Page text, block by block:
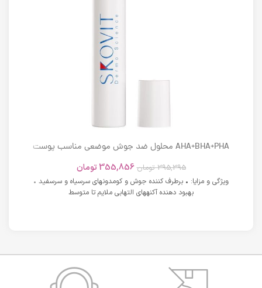
AHA+BHA+PHA محلول ضد جوش موضعی مناسب پوست
395,395 تومان 355,856 تومان
ویژگی و مزایا: • برطرف کننده جوش و کومدونهای سرسیاه و سرسفید •
بهبود دهنده آکنههای التهابی ملایم تا متوسط